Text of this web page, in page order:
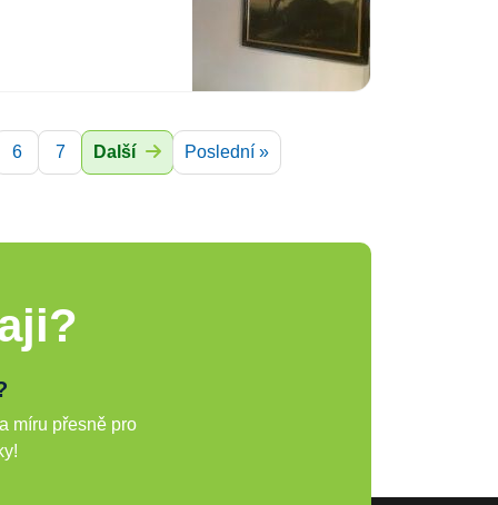
6 7 Další Poslední »
míru přesně pro